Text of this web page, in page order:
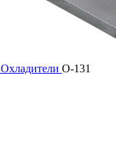
Охладители О-131